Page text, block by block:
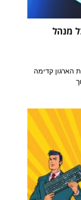
מנהל
הארגון קדימה